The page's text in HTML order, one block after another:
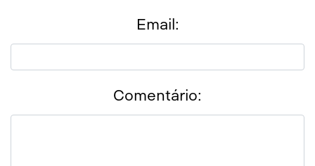
Email:
Comentário: